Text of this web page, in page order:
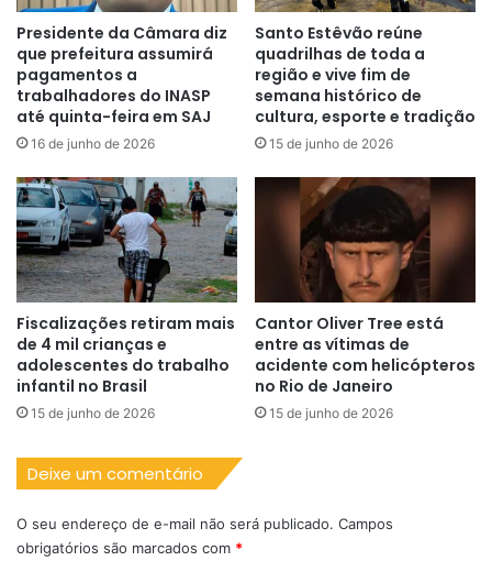
Presidente da Câmara diz
que prefeitura assumirá
pagamentos a
trabalhadores do INASP
até quinta-feira em SAJ
16 de junho de 2026
Santo Estêvão reúne
quadrilhas de toda a
região e vive fim de
semana histórico de
cultura, esporte e tradição
15 de junho de 2026
Fiscalizações retiram mais
de 4 mil crianças e
adolescentes do trabalho
infantil no Brasil
15 de junho de 2026
Cantor Oliver Tree está
entre as vítimas de
acidente com helicópteros
no Rio de Janeiro
15 de junho de 2026
Deixe um comentário
O seu endereço de e-mail não será publicado. Campos
obrigatórios são marcados com *